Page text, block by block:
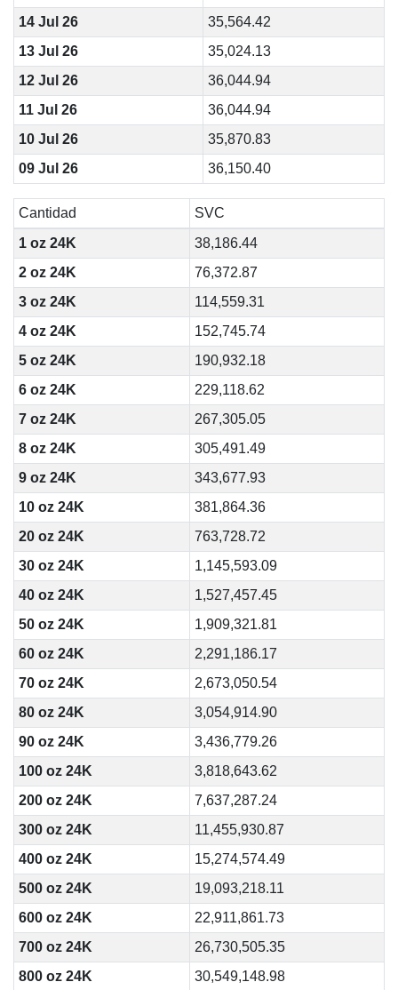
14 Jul 26
35,564.42
13 Jul 26
35,024.13
12 Jul 26
36,044.94
11 Jul 26
36,044.94
10 Jul 26
35,870.83
09 Jul 26
36,150.40
Cantidad
SVC
1 oz 24K
38,186.44
2 oz 24K
76,372.87
3 oz 24K
114,559.31
4 oz 24K
152,745.74
5 oz 24K
190,932.18
6 oz 24K
229,118.62
7 oz 24K
267,305.05
8 oz 24K
305,491.49
9 oz 24K
343,677.93
10 oz 24K
381,864.36
20 oz 24K
763,728.72
30 oz 24K
1,145,593.09
40 oz 24K
1,527,457.45
50 oz 24K
1,909,321.81
60 oz 24K
2,291,186.17
70 oz 24K
2,673,050.54
80 oz 24K
3,054,914.90
90 oz 24K
3,436,779.26
100 oz 24K
3,818,643.62
200 oz 24K
7,637,287.24
300 oz 24K
11,455,930.87
400 oz 24K
15,274,574.49
500 oz 24K
19,093,218.11
600 oz 24K
22,911,861.73
700 oz 24K
26,730,505.35
800 oz 24K
30,549,148.98